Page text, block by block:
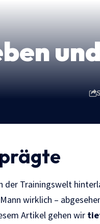
der Trainingswelt
wirklich –
Artikel gehen wir